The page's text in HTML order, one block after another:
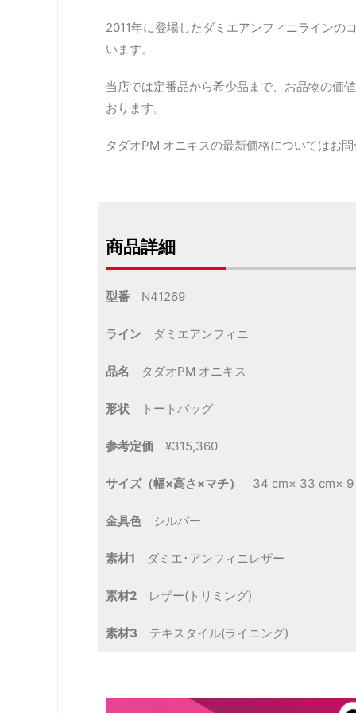
2011年に登場したダミエアンフィニラインの
います。
当店では定番品から希少品まで、お品物の価
おります。
タダオPM オニキスの最新価格についてはお
商品詳細
型番 N41269
ライン ダミエアンフィニ
品名 タダオPM オニキス
形状 トートバッグ
参考定価 ¥315,360
サイズ（幅×高さ×マチ） 34 cm× 33 cm× 9
金具色シルバー
素材1 ダミエ･アンフィニレザー
素材2 レザー(トリミング)
素材3 テキスタイル(ライニング)